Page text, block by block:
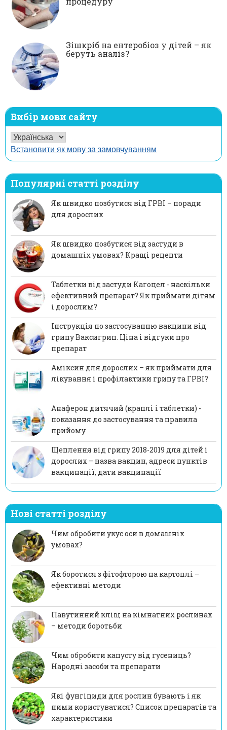
Зішкріб на ентеробіоз у дітей – як
беруть аналіз?
Вибір мови сайту
Встановити як мову за замовчуванням
Популярні статті розділу
Як швидко позбутися від ГРВІ – поради
для дорослих
Як швидко позбутися від застуди в
домашніх умовах? Кращі рецепти
Таблетки від застуди Кагоцел - наскільки
ефективний препарат? Як приймати дітям
і дорослим?
Інструкція по застосуванню вакцини від
грипу Ваксигрип. Ціна і відгуки про
препарат
Аміксин для дорослих – як приймати для
лікування і профілактики грипу та ГРВІ?
Анаферон дитячий (краплі і таблетки) -
показання до застосування та правила
прийому
Щеплення від грипу 2018-2019 для дітей і
дорослих – назва вакцин, адреси пунктів
вакцинації, дати вакцинації
Нові статті розділу
Чим обробити укус оси в домашніх
умовах?
Як боротися з фітофторою на картоплі –
ефективні методи
Павутинний кліщ на кімнатних рослинах
– методи боротьби
Чим обробити капусту від гусениць?
Народні засоби та препарати
Які фунгіциди для рослин бувають і як
ними користуватися? Список препаратів та
характеристики